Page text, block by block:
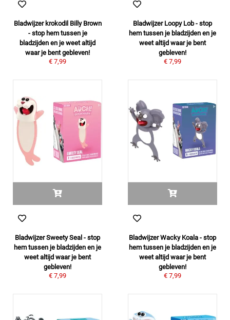
Bladwijzer krokodil Billy Brown
- stop hem tussen je
bladzijden en je weet altijd
waar je bent gebleven!
€ 7,99
Bladwijzer Loopy Lob - stop
hem tussen je bladzijden en je
weet altijd waar je bent
gebleven!
€ 7,99
Bladwijzer Sweety Seal - stop
hem tussen je bladzijden en je
weet altijd waar je bent
gebleven!
€ 7,99
Bladwijzer Wacky Koala - stop
hem tussen je bladzijden en je
weet altijd waar je bent
gebleven!
€ 7,99